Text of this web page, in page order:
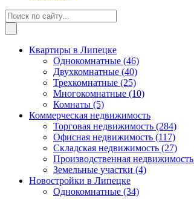
Квартиры в Липецке
Однокомнатные (46)
Двухкомнатные (40)
Трехкомнатные (25)
Многокомнатные (10)
Комнаты (5)
Коммерческая недвижимость
Торговая недвижимость (284)
Офисная недвижимость (117)
Складская недвижимость (27)
Производственная недвижимость
Земельные участки (4)
Новостройки в Липецке
Однокомнатные (34)